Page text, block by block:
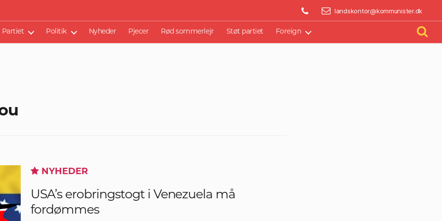
landskontor@kommunister.dk
Partiet Politik Nyheder Pjecer Rød sommerlejr Støt partiet Foreign
BLIV AKTIV
NYHEDER
USA’s erobringstogt i Venezuela må
fordømmes